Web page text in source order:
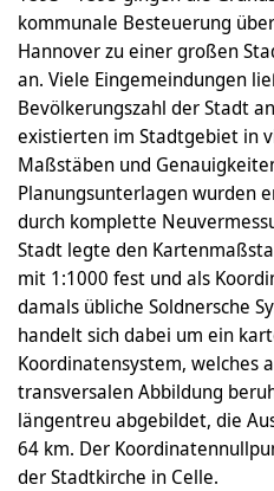
kommunale Besteuerung
Hannover zu einer großen
an. Viele Eingemeindungen
Bevölkerungszahl der Stadt
existierten im Stadtgebiet in
Maßstäben und
Planungsunterlagen wurden
durch komplette
Stadt legte den
mit 1:1000 fest und als
damals übliche Soldnersche
handelt sich dabei um ein
Koordinatensystem, welches
transversalen Abbildung
längentreu abgebildet, die
64 km. Der
der Stadtkirche in Celle.